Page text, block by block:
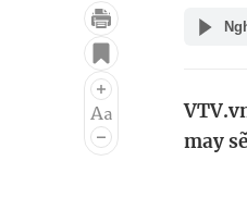
Điện ảnh
Âm nhạc
may